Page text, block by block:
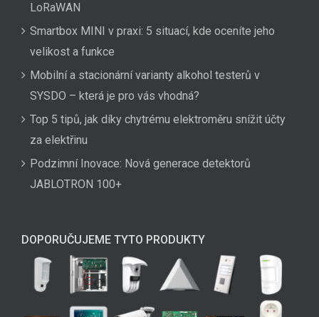
LoRaWAN
Smartbox MINI v praxi: 5 situací, kde oceníte jeho
velikost a funkce
Mobilní a stacionární varianty alkohol testerů v
SYSDO – která je pro vás vhodná?
Top 5 tipů, jak díky chytrému elektroměru snížit účty
za elektřinu
Podzimní Inovace: Nová generace detektorů
JABLOTRON 100+
DOPORUČUJEME TYTO PRODUKTY